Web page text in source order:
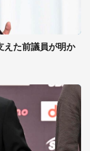
えた前議員が明か